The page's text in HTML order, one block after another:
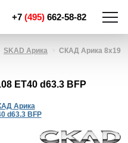
+7 (495) 662-58-82
SKAD Арика СКАД Арика 8x19
ET40 d63.3 BFP